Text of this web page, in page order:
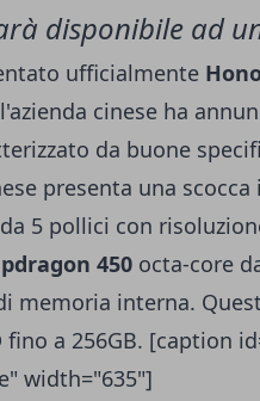
disponibile ad
ufficialmente
cinese ha
da buone
presenta una
5 pollici con
450 octa-core
memoria interna.
fino a 256GB. [caption
width="635"]